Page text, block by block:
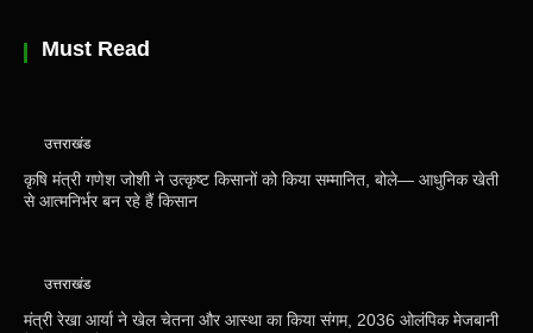
Must Read
उत्तराखंड
कृषि मंत्री गणेश जोशी ने उत्कृष्ट किसानों को किया सम्मानित, बोले— आधुनिक खेती
से आत्मनिर्भर बन रहे हैं किसान
उत्तराखंड
मंत्री रेखा आर्या ने खेल चेतना और आस्था का किया संगम, 2036 ओलंपिक मेजबानी